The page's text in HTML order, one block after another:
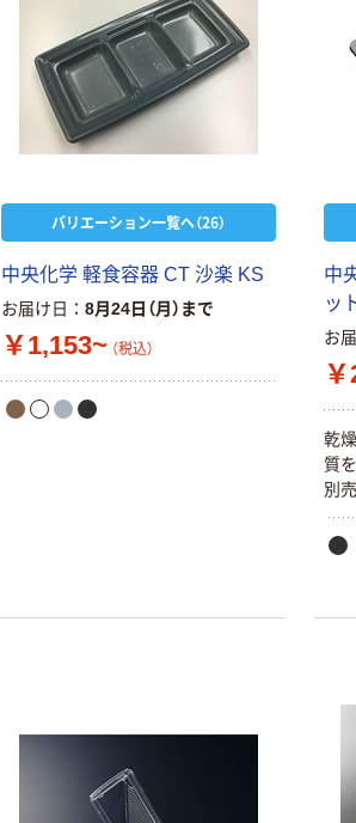
バリエーション一覧へ（26）
中央化学 軽食容器 CT 沙楽 KS
お届け日 8月24日（月）まで
￥1,153~ （税込）
中
ッ
お
乾
質
別売
ナルティッシュ
PEFC認証
期間限定価格
リー）
嬬恋銘水 ナ
ラルミネラ
ォーター
キャップシ
付き／2Lラ
レス 10本
￥1,037~
サントリー
ーター ペッ